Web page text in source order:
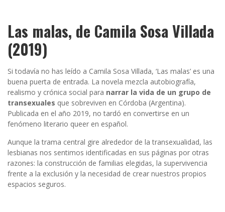
Las malas, de Camila Sosa Villada
(2019)
Si todavía no has leído a Camila Sosa Villada, ‘Las malas’ es una
buena puerta de entrada. La novela mezcla autobiografía,
realismo y crónica social para narrar la vida de un grupo de
transexuales que sobreviven en Córdoba (Argentina).
Publicada en el año 2019, no tardó en convertirse en un
fenómeno literario queer en español.
Aunque la trama central gire alrededor de la transexualidad, las
lesbianas nos sentimos identificadas en sus páginas por otras
razones: la construcción de familias elegidas, la supervivencia
frente a la exclusión y la necesidad de crear nuestros propios
espacios seguros.